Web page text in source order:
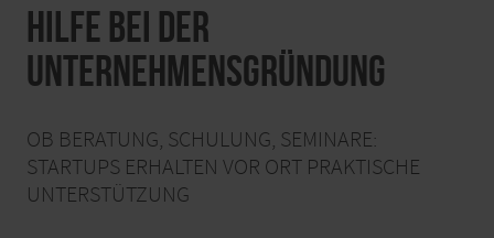
Hilfe bei der
Unternehmensgründung
OB BERATUNG, SCHULUNG, SEMINARE:
STARTUPS ERHALTEN VOR ORT PRAKTISCHE
UNTERSTÜTZUNG